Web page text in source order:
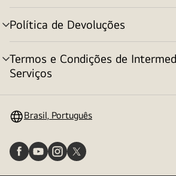
menu
Política de Devoluções
alternar
menu
Termos e Condições de
Serviços
alternar
Brasil, Português